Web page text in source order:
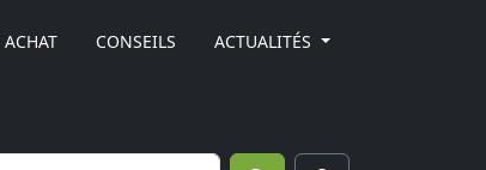
CONSEILS ACTUALITÉS